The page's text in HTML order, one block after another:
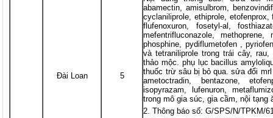
Đài Loan 5
abamectin, amisulbrom,
cyclaniliprole, ethiprole,
flufenoxuron, fosetyl-al,
mefentrifluconazole, methoprene,
phosphine, pydiflumetofen ,
và tetraniliprole trong trái cây,
thảo mộc. phụ lục bacillus
thuốc trừ sâu bị bỏ qua. sửa đổi
ametoctradin, bentazone,
isopyrazam, lufenuron,
trong mô gia súc, gia cầm, nội
Thông báo số: G/SPS/N/TPKM/